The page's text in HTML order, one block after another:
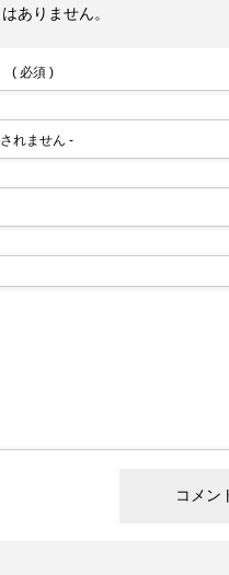
ありません。
( 必須 )
れません -